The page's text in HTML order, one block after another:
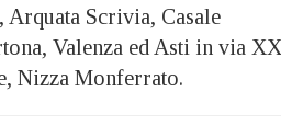
Scrivia, Casale
Valenza ed Asti in via XX
Nizza Monferrato.